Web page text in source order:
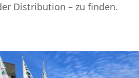
Distribution – zu finden.